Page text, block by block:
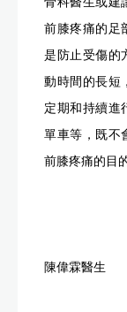
骨科醫生或建
前膝疼痛的足
是防止受傷的
動時間的長短
定期和持續進
單車等，既不
前膝疼痛的目
陳偉霖醫生